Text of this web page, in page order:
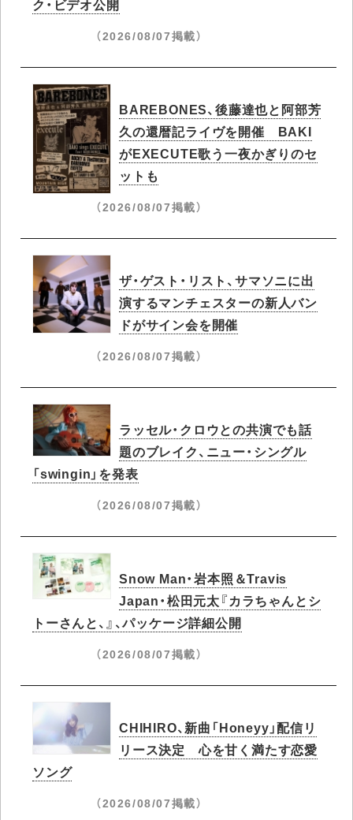
ク・ビデオ公開
（2026/08/07掲載）
BAREBONES、後藤達也と阿部芳
久の還暦記ライヴを開催 BAKI
がEXECUTE歌う一夜かぎりのセ
ットも
（2026/08/07掲載）
ザ・ゲスト・リスト、サマソニに出
演するマンチェスターの新人バン
ドがサイン会を開催
（2026/08/07掲載）
ラッセル・クロウとの共演でも話
題のブレイク、ニュー・シングル
「swingin」を発表
（2026/08/07掲載）
Snow Man・岩本照＆Travis
Japan・松田元太『カラちゃんとシ
トーさんと、』、パッケージ詳細公開
（2026/08/07掲載）
CHIHIRO、新曲「Honeyy」配信リ
リース決定 心を甘く満たす恋愛
ソング
（2026/08/07掲載）